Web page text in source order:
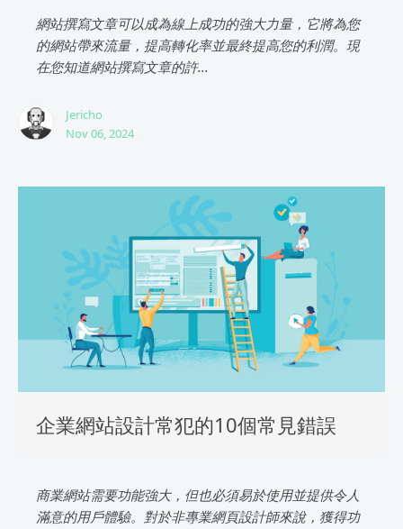
網站撰寫文章可以成為線上成功的強大力量，它將為您
的網站帶來流量，提高轉化率並最終提高您的利潤。現
在您知道網站撰寫文章的許...
Jericho
Nov 06, 2024
企業網站設計常犯的10個常見錯誤
商業網站需要功能強大，但也必須易於使用並提供令人
滿意的用戶體驗。對於非專業網頁設計師來說，獲得功